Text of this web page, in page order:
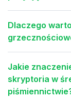
Dlaczego
Jakie
skryptoria w